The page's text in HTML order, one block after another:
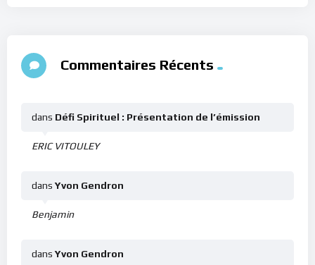
Commentaires Récents
ERIC VITOULEY
dans Défi Spirituel : Présentation de l’émission
Benjamin
dans Yvon Gendron
dans Yvon Gendron